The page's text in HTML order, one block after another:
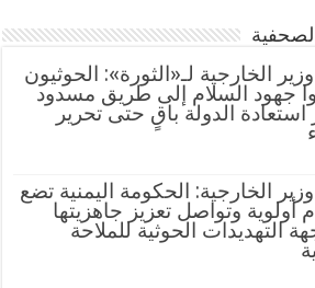
الخارجية لـ«الثورة»: الحوثيون
جهود السلام إلى طريق مسدود
استعادة الدولة باقٍ حتى تحرير
الخارجية: الحكومة اليمنية تضع
أولوية وتواصل تعزيز جاهزيتها
التهديدات الحوثية للملاحة